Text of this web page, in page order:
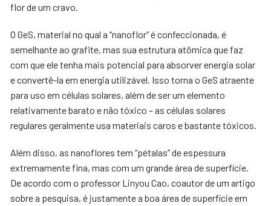
flor de um cravo.
O GeS, material no qual a “nanoflor” é confeccionada, é
semelhante ao grafite, mas sua estrutura atômica que faz
com que ele tenha mais potencial para absorver energia solar
e convertê-la em energia utilizável. Isso torna o GeS atraente
para uso em células solares, além de ser um elemento
relativamente barato e não tóxico – as células solares
regulares geralmente usa materiais caros e bastante tóxicos.
Além disso, as nanoflores tem “pétalas” de espessura
extremamente fina, mas com um grande área de superfície.
De acordo com o professor Linyou Cao, coautor de um artigo
sobre a pesquisa, é justamente a boa área de superfície em